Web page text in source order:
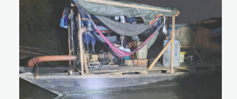
draga—mineria-
ilegal-loreto—
fema